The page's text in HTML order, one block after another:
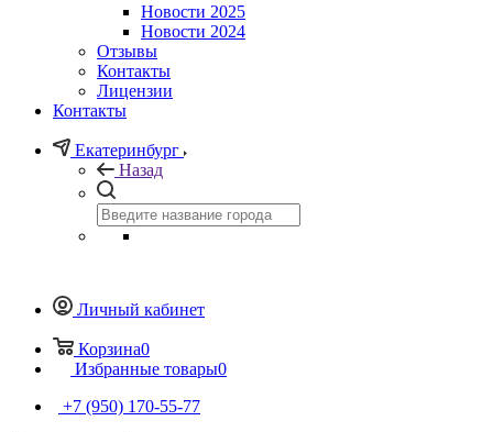
Новости 2025
Новости 2024
Отзывы
Контакты
Лицензии
Контакты
Екатеринбург
Назад
Личный кабинет
Корзина0
Избранные товары0
+7 (950) 170-55-77